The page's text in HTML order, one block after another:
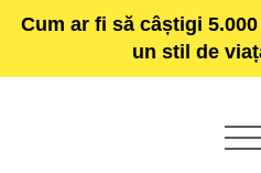
Cum ar fi să câștigi
un stil de